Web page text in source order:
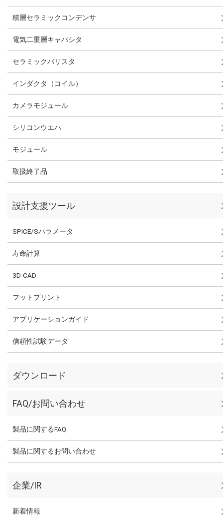
積層セラミックコンデンサ
電気二重層キャパシタ
セラミックバリスタ
インダクタ（コイル）
カメラモジュール
シリコンウエハ
モジュール
取扱終了品
設計支援ツール
SPICE/Sパラメータ
寿命計算
3D-CAD
フットプリント
アプリケーションガイド
信頼性試験データ
ダウンロード
FAQ/お問い合わせ
製品に関するFAQ
製品に関するお問い合わせ
企業/IR
新着情報